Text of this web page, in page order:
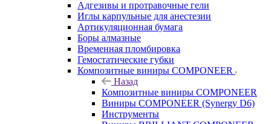
Адгезивы и протравочные гели
Иглы карпульные для анестезии
Артикуляционная бумага
Боры алмазные
Временная пломбировка
Гемостатические губки
Композитные виниры COMPONEER
Назад
Композитные виниры COMPONEER
Виниры COMPONEER (Synergy D6)
Инструменты